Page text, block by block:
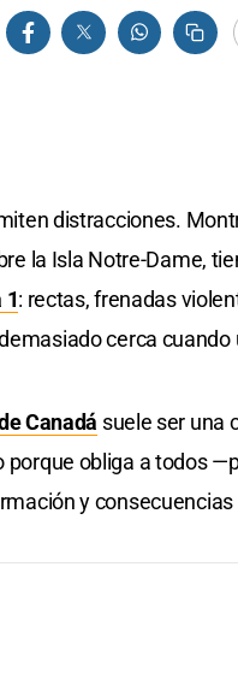
distracciones.
la Isla Notre-Dame,
1: rectas, frenadas
cerca
Canadá suele ser una
porque obliga a todos
y